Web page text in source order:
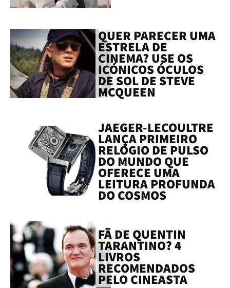
QUER PARECER UMA
ESTRELA DE
CINEMA? USE OS
ICÓNICOS ÓCULOS
DE SOL DE STEVE
MCQUEEN
JAEGER-LECOULTRE
LANÇA PRIMEIRO
RELÓGIO DE PULSO
DO MUNDO QUE
OFERECE UMA
LEITURA PROFUNDA
DO COSMOS
FÃ DE QUENTIN
TARANTINO? 4
LIVROS
RECOMENDADOS
PELO CINEASTA